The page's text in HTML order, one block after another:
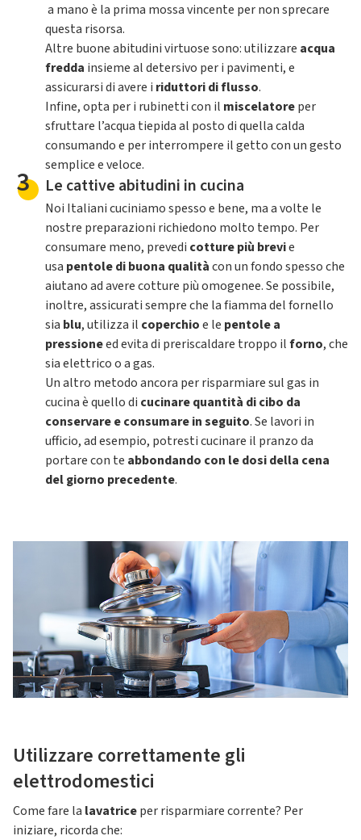
a mano è la prima mossa vincente per non sprecare
questa risorsa.
Altre buone abitudini virtuose sono: utilizzare acqua
fredda insieme al detersivo per i pavimenti, e
assicurarsi di avere i riduttori di flusso.
Infine, opta per i rubinetti con il miscelatoreper
sfruttare l’acqua tiepida al posto di quella calda
consumando e per interrompere il getto con un gesto
semplice e veloce.
3 Le cattive abitudini in cucina
Noi Italiani cuciniamo spesso e bene, ma a volte le
nostre preparazioni richiedono molto tempo. Per
consumare meno, prevedi cotture più brevie
usa pentole di buona qualitàcon un fondo spesso che
aiutano ad avere cotture più omogenee. Se possibile,
inoltre, assicurati sempre che la fiamma del fornello
sia blu, utilizza il coperchioe le pentole a
pressioneed evita di preriscaldare troppo ilforno, che
sia elettrico o a gas.
Un altro metodo ancora per risparmiare sul gas in
cucina è quello di cucinare quantità di cibo da
conservare e consumare in seguito. Se lavori in
ufficio, ad esempio, potresti cucinare il pranzo da
portare con te abbondando con le dosi della cena
del giorno precedente.
Utilizzare correttamente gli
elettrodomestici
Come fare la lavatriceper risparmiare corrente? Per
iniziare, ricorda che: